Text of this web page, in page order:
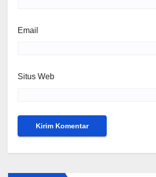
Email
Situs Web